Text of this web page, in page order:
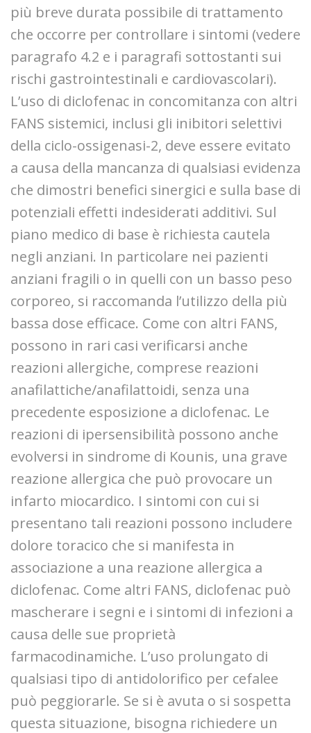
più breve durata possibile di trattamento
che occorre per controllare i sintomi (vedere
paragrafo 4.2 e i paragrafi sottostanti sui
rischi gastrointestinali e cardiovascolari).
L’uso di diclofenac in concomitanza con altri
FANS sistemici, inclusi gli inibitori selettivi
della ciclo-ossigenasi-2, deve essere evitato
a causa della mancanza di qualsiasi evidenza
che dimostri benefici sinergici e sulla base di
potenziali effetti indesiderati additivi. Sul
piano medico di base è richiesta cautela
negli anziani. In particolare nei pazienti
anziani fragili o in quelli con un basso peso
corporeo, si raccomanda l’utilizzo della più
bassa dose efficace. Come con altri FANS,
possono in rari casi verificarsi anche
reazioni allergiche, comprese reazioni
anafilattiche/anafilattoidi, senza una
precedente esposizione a diclofenac. Le
reazioni di ipersensibilità possono anche
evolversi in sindrome di Kounis, una grave
reazione allergica che può provocare un
infarto miocardico. I sintomi con cui si
presentano tali reazioni possono includere
dolore toracico che si manifesta in
associazione a una reazione allergica a
diclofenac. Come altri FANS, diclofenac può
mascherare i segni e i sintomi di infezioni a
causa delle sue proprietà
farmacodinamiche. L’uso prolungato di
qualsiasi tipo di antidolorifico per cefalee
può peggiorarle. Se si è avuta o si sospetta
questa situazione, bisogna richiedere un